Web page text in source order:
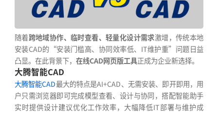
随着跨地域协作、临时查看、轻量化设计需求激增，传统本地
安装CAD的“安装门槛高、协同效率低、IT维护重”问题日益
凸显。在此背景下， 在线CAD网页版工具正成为企业新选择。
大腾智能CAD
大腾智能CAD最大的特点是AI+CAD、无需安装、即开即用，用
户只需浏览器即可完成模型查看、设计与协同，搭配智能助手
实时提供设计建议优化工作效率，大幅降低IT部署与维护成